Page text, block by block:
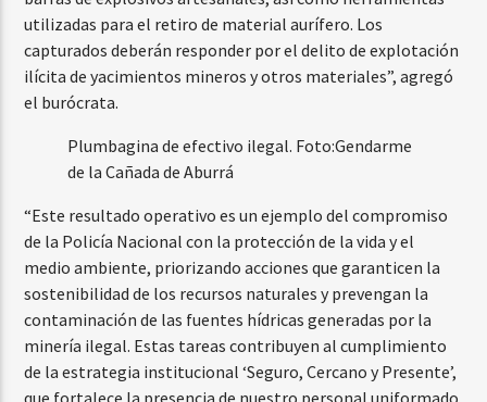
utilizadas para el retiro de material aurífero. Los
capturados deberán responder por el delito de explotación
ilícita de yacimientos mineros y otros materiales”, agregó
el burócrata.
Plumbagina de efectivo ilegal. Foto:Gendarme
de la Cañada de Aburrá
“Este resultado operativo es un ejemplo del compromiso
de la Policía Nacional con la protección de la vida y el
medio ambiente, priorizando acciones que garanticen la
sostenibilidad de los recursos naturales y prevengan la
contaminación de las fuentes hídricas generadas por la
minería ilegal. Estas tareas contribuyen al cumplimiento
de la estrategia institucional ‘Seguro, Cercano y Presente’,
que fortalece la presencia de nuestro personal uniformado